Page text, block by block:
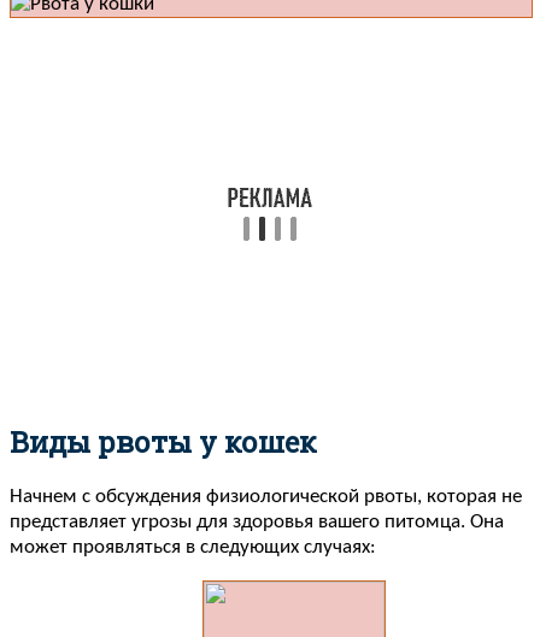
Виды рвоты у кошек
Начнем с обсуждения физиологической рвоты, которая не
представляет угрозы для здоровья вашего питомца. Она
может проявляться в следующих случаях: